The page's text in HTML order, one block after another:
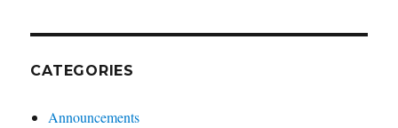
CATEGORIES
Announcements